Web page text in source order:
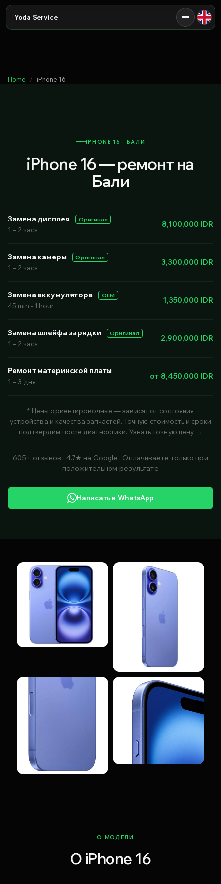
Yoda Service
Home iPhone 16
IPHONE 16 · БАЛИ
iPhone 16 — ремонт на
Бали
Замена дисплея Оригинал
1 – 2 часа
8,100,000 IDR
Замена камеры Оригинал
1 – 2 часа
3,300,000 IDR
Замена аккумулятора OEM
45 min - 1 hour
1,350,000 IDR
Замена шлейфа зарядки Оригинал
1 – 2 часа
2,900,000 IDR
Ремонт материнской платы
1 – 3 дня
от 8,450,000 IDR
* Цены ориентировочные — зависят от состояния
устройства и качества запчастей. Точную стоимость и сроки
подтвердим после диагностики. Узнать точную цену →
605+ отзывов · 4.7★ на Google · Оплачиваете только при
положительном результате
Написать в WhatsApp
О МОДЕЛИ
О iPhone 16